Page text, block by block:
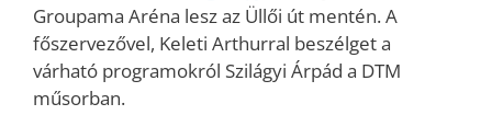
Groupama Aréna lesz az Üllői út mentén. A
főszervezővel, Keleti Arthurral beszélget a
várható programokról Szilágyi Árpád a DTM
műsorban.